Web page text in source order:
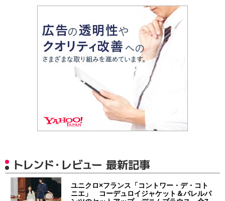
トレンド・レビュー 最新記事
ユニクロ×フランス「コントワー・デ・コト
ニエ」 コーデュロイジャケット＆バレルパ